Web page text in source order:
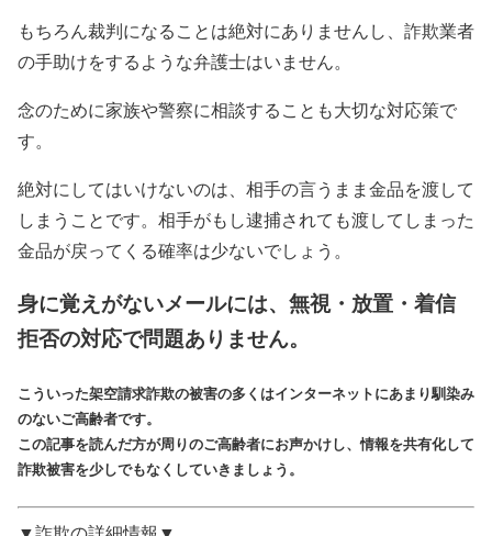
もちろん裁判になることは絶対にありませんし、詐欺業者
の手助けをするような弁護士はいません。
念のために家族や警察に相談することも大切な対応策で
す。
絶対にしてはいけないのは、相手の言うまま金品を渡して
しまうことです。相手がもし逮捕されても渡してしまった
金品が戻ってくる確率は少ないでしょう。
身に覚えがないメールには、無視・放置・着信
拒否の対応で問題ありません。
こういった架空請求詐欺の被害の多くはインターネットにあまり馴染み
のないご高齢者です。
この記事を読んだ方が周りのご高齢者にお声かけし、情報を共有化して
詐欺被害を少しでもなくしていきましょう。